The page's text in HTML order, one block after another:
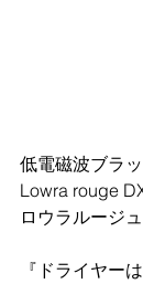
低電磁波ブラ
Lowra rouge
ロウラルージ
『ドライヤー